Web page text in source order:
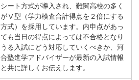
シート方式が導入され、難関高校の多く
がⅤ型（学力検査合計得点を２倍にする
方式）を採用しています。内申点があっ
ても当日の得点によっては不合格となり
うる入試にどう対応していくべきか、河
合塾進学アドバイザーが最新の入試情報
と共に詳しくお伝えします。